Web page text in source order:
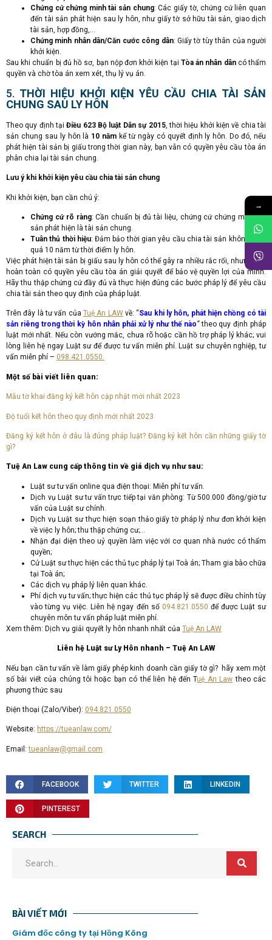
Chứng cứ chứng minh tài sản chung: Các giấy tờ, chứng cứ liên quan
đến tài sản phát hiện sau ly hôn, như giấy tờ sở hữu tài sản, giao dịch
tài sản, hợp đồng,…
Chứng minh nhân dân/Căn cước công dân: Giấy tờ tùy thân của người
khởi kiện.
Sau khi chuẩn bị đủ hồ sơ, bạn nộp đơn khởi kiện tại Tòa án nhân dâncó thẩm
quyền và chờ tòa án xem xét, thụ lý vụ án.
5. THỜI HIỆU KHỞI KIỆN YÊU CẦU CHIA TÀI SẢN
CHUNG SAU LY HÔN
Theo quy định tạiĐiều 623 Bộ luật Dân sự 2015, thời hiệu khởi kiện về chia tài
sản chung sau ly hôn là 10 năm kể từ ngày có quyết định ly hôn. Do đó, nếu
phát hiện tài sản bị giấu trong thời gian này, bạn vẫn có quyền yêu cầu tòa án
phân chia lại tài sản chung.
Lưu ý khi khởi kiện yêu cầu chia tài sản chung
Khi khởi kiện, bạn cần chú ý:
Chứng cứ rõ ràng: Cần chuẩn bị đủ tài liệu, chứng cứ chứng minh tài
sản phát hiện là tài sản chung.
Tuân thủ thời hiệu: Đảm bảo thời gian yêu cầu chia tài sản không vượt
quá 10 năm từ thời điểm ly hôn.
Việc phát hiện tài sản bị giấu sau ly hôn có thể gây ra nhiều rắc rối, nhưng bạn
hoàn toàn có quyền yêu cầu tòa án giải quyết để bảo vệ quyền lợi của mình.
Hãy thu thập chứng cứ đầy đủ và thực hiện đúng các bước pháp lý để yêu cầu
chia tài sản theo quy định của pháp luật.
Trên đây là tư vấn của Tuệ An LAWvề: “Sau khi ly hôn, phát hiện chồng có tài
sản riêng trong thời kỳ hôn nhân phải xử lý như thế nào“theo quy định pháp
luật mới nhất. Nếu còn vướng mắc, chưa rõ hoặc cần hồ trợ pháp lý khác; vui
lòng liên hệ ngay Luật sư để được tư vấn miễn phí. Luật sư chuyên nghiệp, tư
vấn miễn phí – 098.421.0550.
Một số bài viết liên quan:
Mẫu tờ khai đăng ký kết hôn cập nhật mới nhất 2023
Độ tuổi kết hôn theo quy định mới nhất 2023
Đăng ký kết hôn ở đâu là đúng pháp luật? Đăng ký kết hôn cần những giấy tờ
gì?
Tuệ An Law cung cấp thông tin về giá dịch vụ như sau:
Luật sư tư vấn online qua điện thoại: Miễn phí tư vấn.
Dịch vụ Luật sư tư vấn trực tiếp tại văn phòng: Từ 500.000 đồng/giờ tư
vấn của Luật sư chính.
Dịch vụ Luật sư thực hiện soạn thảo giấy tờ pháp lý như đơn khởi kiện
về việc ly hôn; thu thập chứng cư;…
Nhận đại diện theo uỷ quyền làm việc với cơ quan nhà nước có thẩm
quyền;
Cử Luật sư thực hiện các thủ tục pháp lý tại Toà án; Tham gia bào chữa
tại Toà án;
Các dịch vụ pháp lý liên quan khác.
Phí dịch vụ tư vấn; thực hiện các thủ tục pháp lý sẽ được điều chỉnh tùy
vào từng vụ việc. Liên hệ ngay đến số 094.821.0550 để được Luật sư
chuyên môn tư vấn pháp luật miễn phí.
Xem thêm: Dịch vụ giải quyết ly hôn nhanh nhất của Tuệ An LAW
Liên hệ Luật sư Ly Hôn nhanh – Tuệ An LAW
Nếu bạn cần tư vấn về làm giấy phép kinh doanh cần giấy tờ gì? hãy xem một
số bài viết của chúng tôi hoặc bạn có thể liên hệ đến Tuệ An Law theo các
phương thức sau
Điện thoại (Zalo/Viber): 094.821.0550
Website: https://tueanlaw.com/
Email:tueanlaw@gmail.com
FACEBOOK TWITTER LINKEDIN
PINTEREST
SEARCH
BÀI VIẾT MỚI
Giám đốc công ty tại Hồng Kông
→